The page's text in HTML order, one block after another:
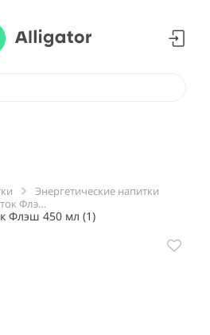
Энергетические напитки
Энергетический напиток Флэш 450 мл